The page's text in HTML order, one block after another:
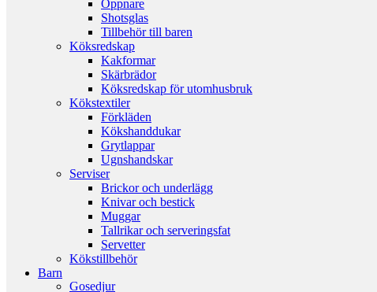
Öppnare
Shotsglas
Tillbehör till baren
Köksredskap
Kakformar
Skärbrädor
Köksredskap för utomhusbruk
Kökstextiler
Förkläden
Kökshanddukar
Grytlappar
Ugnshandskar
Serviser
Brickor och underlägg
Knivar och bestick
Muggar
Tallrikar och serveringsfat
Servetter
Kökstillbehör
Barn
Gosedjur